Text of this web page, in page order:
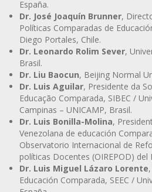
España.
Dr. José Joaquín Brunner,
Políticas Comparadas de
Diego Portales, Chile.
Dr. Leonardo Rolim Sever,
Brasil.
Dr. Liu Baocun, Beijing Normal
Dr. Luis Aguilar, Presidente da
Educação Comparada, SIBEC /
Campinas – UNICAMP, Brasil.
Dr. Luis Bonilla-Molina,
Venezolana de educación
Observatorio Internacional de
políticas Docentes (OIREPOD) del
Dr. Luis Miguel Lázaro Lorente
Educación Comparada, SEEC /